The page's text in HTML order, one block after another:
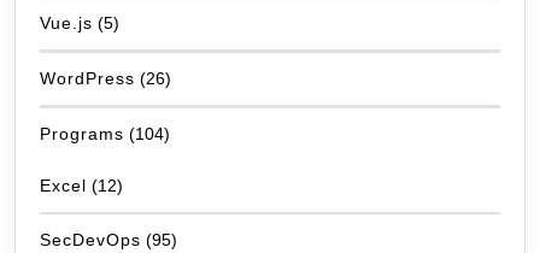
Vue.js (5)
WordPress (26)
Programs (104)
Excel (12)
SecDevOps (95)